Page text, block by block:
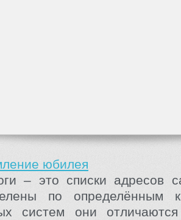
юбилея
– это списки адресов
по определённым
систем они